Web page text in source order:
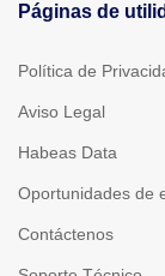
Páginas de
Política de
Aviso Legal
Habeas Data
Oportunidades de
Contáctenos